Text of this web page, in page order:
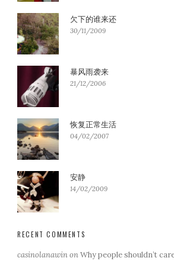
欠下的谁来还
30/11/2009
暴风雨袭来
21/12/2006
恢复正常生活
04/02/2007
安静
14/02/2009
RECENT COMMENTS
casinolanawinonWhy people shouldn’t